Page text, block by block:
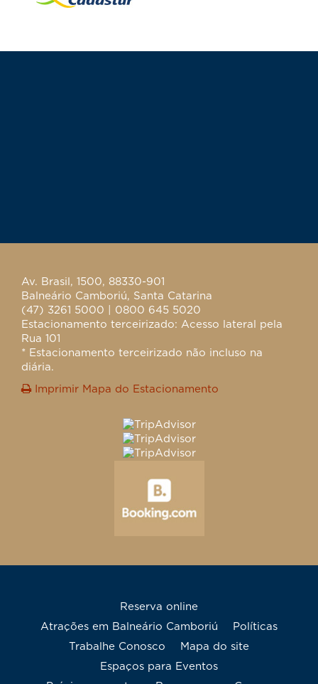
Av. Brasil, 1500, 88330-901
Balneário Camboriú, Santa Catarina
(47) 3261 5000 | 0800 645 5020
Estacionamento terceirizado: Acesso lateral pela
Rua 101
* Estacionamento terceirizado não incluso na
diária.
Imprimir Mapa do Estacionamento
Reserva online
Atrações em Balneário Camboriú
Políticas
Trabalhe Conosco
mapa do site
Espaços para Eventos